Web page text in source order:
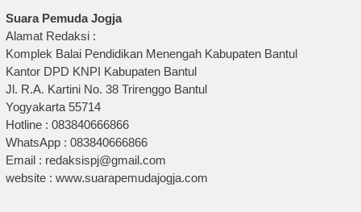
Suara Pemuda Jogja
Alamat Redaksi :
Komplek Balai Pendidikan Menengah Kabupaten Bantul
Kantor DPD KNPI Kabupaten Bantul
Jl. R.A. Kartini No. 38 Trirenggo Bantul
Yogyakarta 55714
Hotline : 083840666866
WhatsApp : 083840666866
Email : redaksispj@gmail.com
website : www.suarapemudajogja.com